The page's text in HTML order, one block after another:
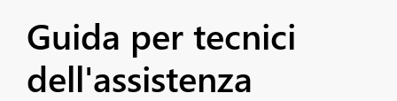
Guida per tecnici
dell'assistenza